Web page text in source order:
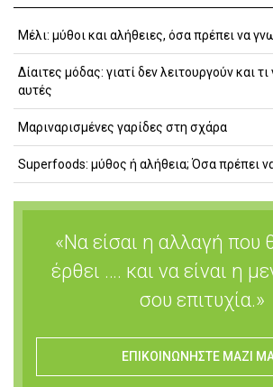
Μέλι: μύθοι και αλήθειες, όσα πρέπει να
Δίαιτες μόδας: γιατί δεν λειτουργούν και τι
αυτές
Μαριναρισμένες γαρίδες στη σχάρα
Superfoods: μύθος ή αλήθεια; Όσα πρέπει
«Να είσαι η αλλαγή που
έρθει …. και να είναι η
σου επιτυχία.»
ΕΠΙΚΟΙΝΩΝΗΣΤΕ ΜΑΖΙ